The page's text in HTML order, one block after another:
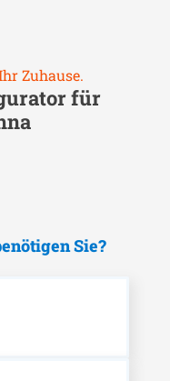
Zuhause.
für
Sie?